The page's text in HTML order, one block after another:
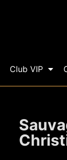
Club VIP